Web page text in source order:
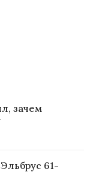
зачем
61-